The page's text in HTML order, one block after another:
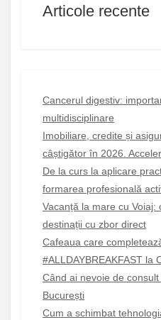
Articole recente
Cancerul digestiv:
multidisciplinare
Imobiliare, credite și
câștigător în 2026.
De la curs la aplicare
formarea profesională
Vacanță la mare cu Voiaj:
destinații cu zbor direct
Cafeaua care
#ALLDAYBREAKFAST la
Când ai nevoie de
București
Cum a schimbat